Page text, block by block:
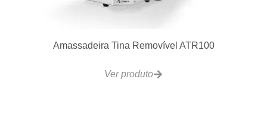
Amassadeira Tina Removível ATR100
Ver produto